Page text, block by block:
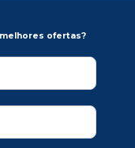
ofertas?